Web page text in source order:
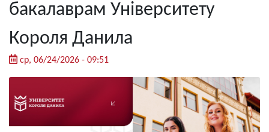
бакалаврам Університету
Короля Данила
ср, 06/24/2026 - 09:51